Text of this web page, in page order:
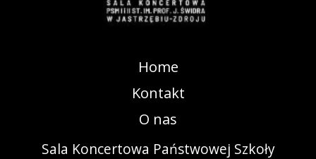
Home
Kontakt
O nas
Sala Koncertowa Państwowej Szkoły